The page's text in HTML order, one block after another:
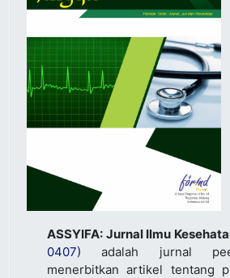
ASSYIFA: Jurnal Ilmu
0407) adalah jurnal
menerbitkan artikel tentang